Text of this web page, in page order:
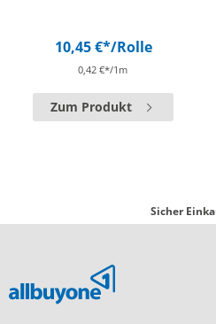
10,45 €*/Rolle
0,42 €*/1m
Zum Produkt
Sicher